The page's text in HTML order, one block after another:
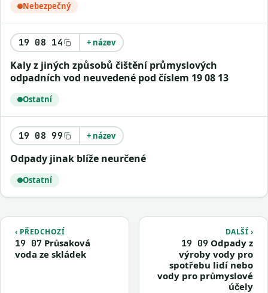
Nebezpečný
19 08 14 + název
Kaly z jiných způsobů čištění průmyslových
odpadních vod neuvedené pod číslem 19 08 13
Ostatní
19 08 99 + název
Odpady jinak blíže neurčené
Ostatní
‹ PŘEDCHOZÍ
19 07 Průsaková
voda ze skládek
DALŠÍ ›
19 09 Odpady z
výroby vody pro
spotřebu lidí nebo
vody pro průmyslové
účely